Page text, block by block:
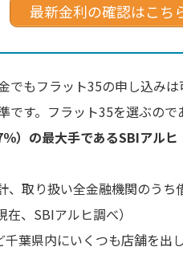
最新金利の確認はこち
でもフラット35の申し込み
です。フラット35を選ぶので
）の最大手であるSBIアルヒ
取り扱い全金融機関のうち
、SBIアルヒ調べ）
葉県内にいくつも店舗を出